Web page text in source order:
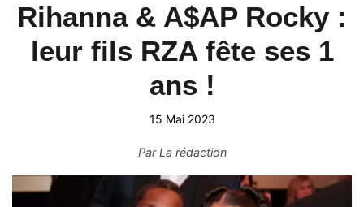
Rihanna & A$AP Rocky :
leur fils RZA fête ses 1
ans !
15 Mai 2023
ParLa rédaction